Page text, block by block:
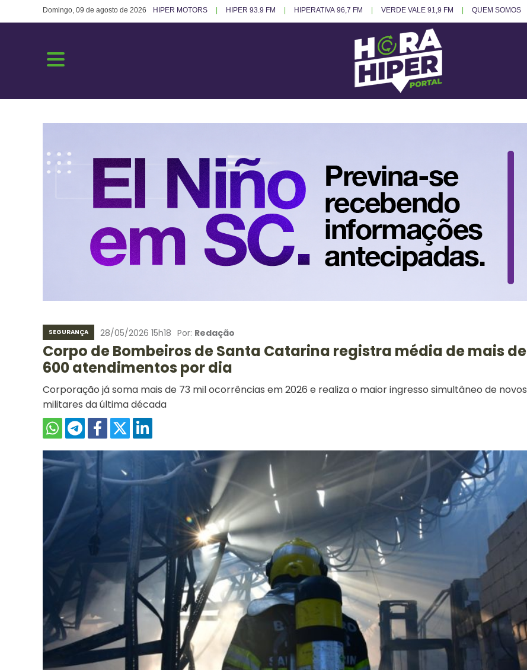
Domingo, 09 de agosto de 2026 HIPER MOTORS HIPER 93.9 FM HIPERATIVA 96,7 FM VERDE VALE 91,9 FM QUEM SOMOS
SEGURANÇA 28/05/2026 15h18 Por: Redação
Corpo de Bombeiros de Santa Catarina registra média de mais de
600 atendimentos por dia
Corporação já soma mais de 73 mil ocorrências em 2026 e realiza o maior ingresso simultâneo de novos
militares da última década